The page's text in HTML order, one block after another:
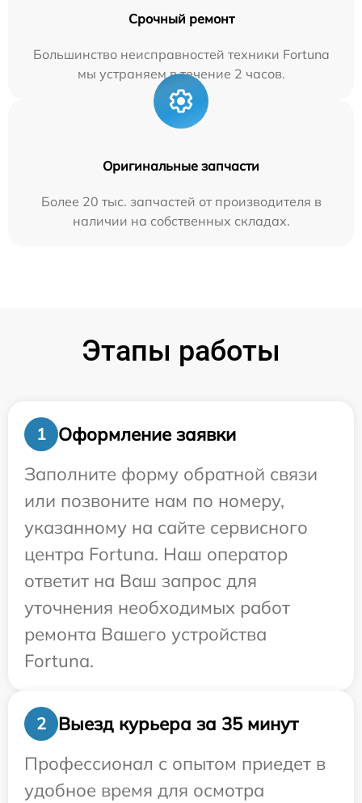
Срочный ремонт
Большинство неисправностей техники Fortuna
мы устраняем в течение 2 часов.
Оригинальные запчасти
Более 20 тыс. запчастей от производителя в
наличии на собственных складах.
Этапы работы
1
Оформление заявки
Заполните форму обратной связи
или позвоните нам по номеру,
указанному на сайте сервисного
центра Fortuna. Наш оператор
ответит на Ваш запрос для
уточнения необходимых работ
ремонта Вашего устройства
Fortuna.
2
Выезд курьера за 35 минут
Профессионал с опытом приедет в
удобное время для осмотра